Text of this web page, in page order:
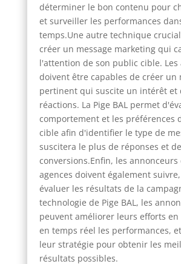
déterminer le bon contenu pour
et surveiller les performances
temps.Une autre technique
créer un message marketing qui
l'attention de son public cible. Les
doivent être capables de créer un
pertinent qui suscite un intérêt et
réactions. La Pige BAL permet
comportement et les préférences
cible afin d'identifier le type de
suscitera le plus de réponses et de
conversions.Enfin, les annonceurs
agences doivent également
évaluer les résultats de la
technologie de Pige BAL, les
peuvent améliorer leurs efforts en
en temps réel les performances,
leur stratégie pour obtenir les
résultats possibles.